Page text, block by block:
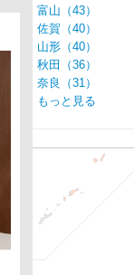
富山（43）
佐賀（40）
山形（40）
秋田（36）
奈良（31）
もっと見る